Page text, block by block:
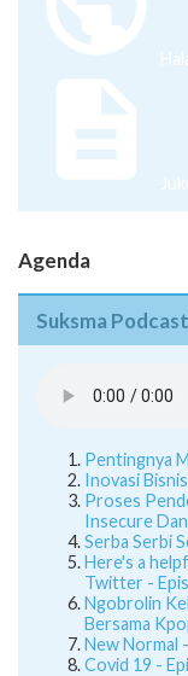
Agenda
Suksma Podcast
Pentingnya
Inovasi
Proses
Insecure
Serba Serbi
Here's a
Twitter -
Ngobrolin
Bersama
New Normal
Covid 19 -